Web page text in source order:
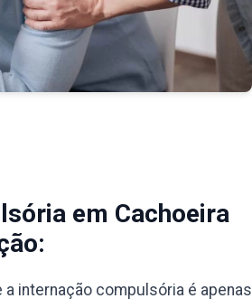
em Cachoeira
a internação compulsória é apenas